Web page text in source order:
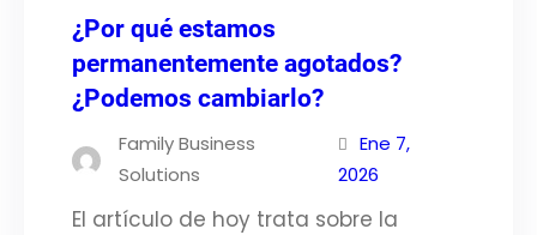
¿Por qué estamos
permanentemente agotados?
¿Podemos cambiarlo?
Family Business
Solutions
Ene 7,
2026
El artículo de hoy trata sobre la